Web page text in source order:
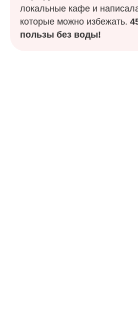
локальные кафе и
которые можно избежать.
пользы без воды!